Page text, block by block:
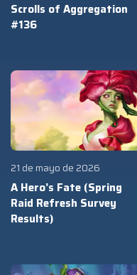
Scrolls of Aggregation
#136
21 de mayo de 2026
A Hero’s Fate (Spring
Raid Refresh Survey
Results)